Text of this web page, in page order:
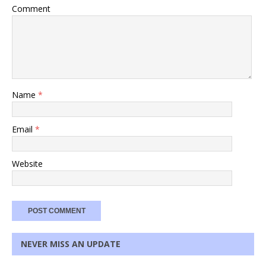
Comment
Name *
Email *
Website
NEVER MISS AN UPDATE